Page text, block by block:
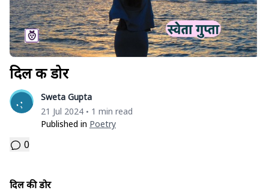
दिल की डोर
Sweta Gupta
21 Jul 2024 • 1 min read
Published in Poetry
0
दिल की डोर